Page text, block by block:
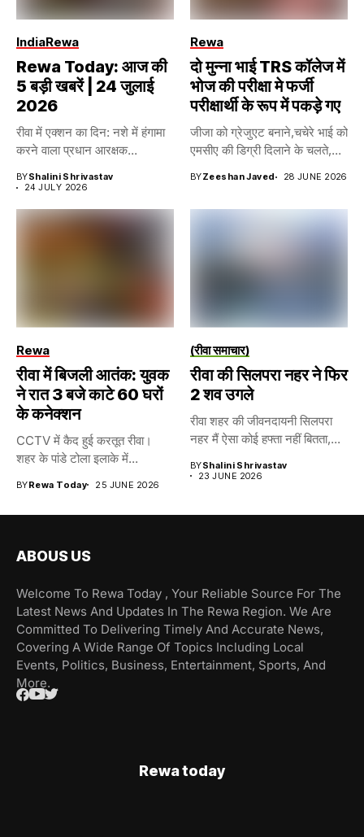
IndiaRewa
Rewa Today: आज की
5 बड़ी खबरें | 24 जुलाई
2026
रीवा में एक्शन का दिन: नशे में हंगामा
करने वाला प्रधान आरक्षक...
BYShalini Shrivastav
24 JULY 2026
Rewa
दो मुन्ना भाई TRS कॉलेज में
भोज की परीक्षा मे फर्जी
परीक्षार्थी के रूप में पकड़े गए
जीजा को ग्रेजुएट बनाने,चचेरे भाई को
एमसीए की डिग्री दिलाने के चलते,...
BYZeeshan Javed 28 JUNE 2026
Rewa
रीवा में बिजली आतंक: युवक
ने रात 3 बजे काटे 60 घरों
के कनेक्शन
CCTV में कैद हुई करतूत रीवा।
शहर के पांडे टोला इलाके में...
BYRewa Today 25 JUNE 2026
(रीवा समाचार)
रीवा की सिलपरा नहर ने फिर
2 शव उगले
रीवा शहर की जीवनदायनी सिलपरा
नहर मैं ऐसा कोई हफ्ता नहीं बितता,...
BYShalini Shrivastav
23 JUNE 2026
ABOUS US
Welcome To Rewa Today , Your Reliable Source For The
Latest News And Updates In The Rewa Region. We Are
Committed To Delivering Timely And Accurate News,
Covering A Wide Range Of Topics Including Local
Events, Politics, Business, Entertainment, Sports, And
More.
Rewa today